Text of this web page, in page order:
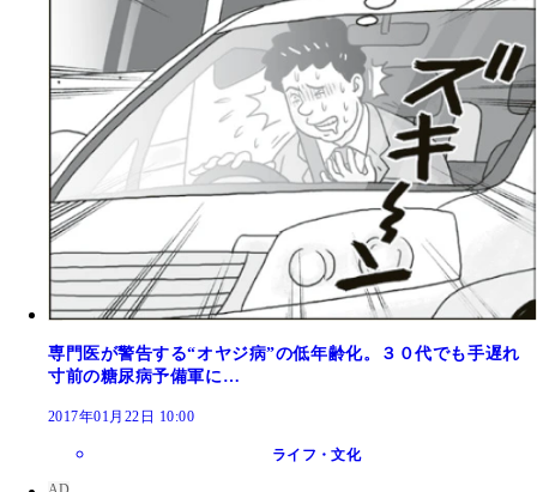
専門医が警告する“オヤジ病”の低年齢化。３０代でも手遅れ
寸前の糖尿病予備軍に…
2017年01月22日 10:00
ライフ・文化